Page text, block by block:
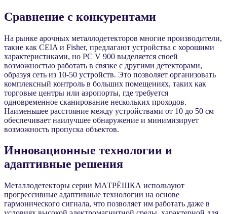
Сравнение с конкурентами
На рынке арочных металлодетекторов многие производители,
такие как CEIA и Fisher, предлагают устройства с хорошими
характеристиками, но PC V 900 выделяется своей
возможностью работать в связке с другими детекторами,
образуя сеть из 10-50 устройств. Это позволяет организовать
комплексный контроль в больших помещениях, таких как
торговые центры или аэропорты, где требуется
одновременное сканирование нескольких проходов.
Наименьшее расстояние между устройствами от 10 до 50 см
обеспечивает наилучшее обнаружение и минимизирует
возможность пропуска объектов.
Инновационные технологии и
адаптивные решения
Металлодетекторы серии МАТРЁШКА используют
прогрессивные адаптивные технологии на основе
гармонического сигнала, что позволяет им работать даже в